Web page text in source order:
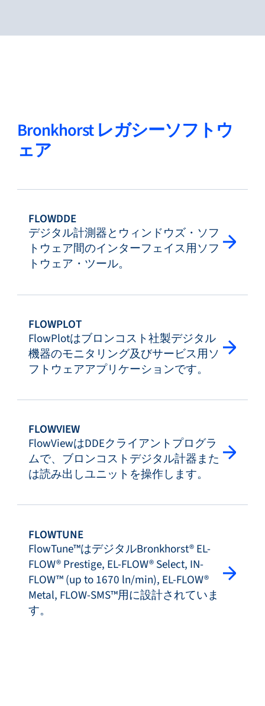
Bronkhorst レガシーソフトウ
ェア
FLOWDDE
デジタル計測器とウィンドウズ・ソフ
トウェア間のインターフェイス用ソフ
トウェア・ツール。
FLOWPLOT
FlowPlotはブロンコスト社製デジタル
機器のモニタリング及びサービス用ソ
フトウェアアプリケーションです。
FLOWVIEW
FlowViewはDDEクライアントプログラ
ムで、ブロンコストデジタル計器また
は読み出しユニットを操作します。
FLOWTUNE
FlowTune™はデジタルBronkhorst® EL-
FLOW® Prestige, EL-FLOW® Select, IN-
FLOW™ (up to 1670 ln/min), EL-FLOW®
Metal, FLOW-SMS™用に設計されていま
す。